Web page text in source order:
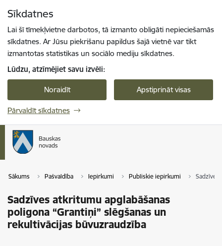
Sīkdatnes
Lai šī tīmekļvietne darbotos, tā izmanto obligāti nepieciešamās
sīkdatnes. Ar Jūsu piekrišanu papildus šajā vietnē var tikt
izmantotas statistikas un sociālo mediju sīkdatnes.
Lūdzu, atzīmējiet savu izvēli:
Noraidīt Apstiprināt visas
Pārvaldīt sīkdatnes
Sākums Pašvaldība Iepirkumi Publiskie iepirkumi Sadzīves
Sadzīves atkritumu apglabāšanas
poligona “Grantiņi” slēgšanas un
rekultivācijas būvuzraudzība